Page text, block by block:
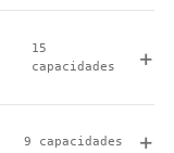
15
capacidades
9 capacidades